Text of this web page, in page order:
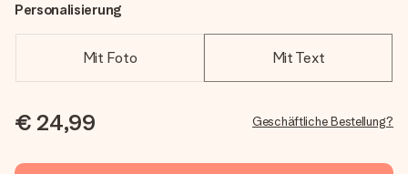
Personalisierung
Mit Foto Mit Text
€ 24,99 Geschäftliche Bestellung?